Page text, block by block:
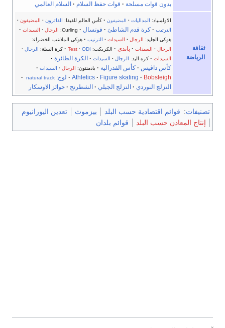
بدون قوات مسلحة · قوات حفظ السلام · السلام العالمي
ثقافة
الرياضة
الاولمبياد: المداليات · المضيفون · كأس العالم للفيفا: الفائزون · المضيفون ·
الترتيب · كرة قدم الشاطئ · فوتسال ·
Curling: الرجال · السيدات ·
هوكي الجليد: الرجال · السيدات · الترتيب · هوكي الملاعب الخضراء:
الرجال · السيدات · باندي · الكريكت: Test · ODI
· كرة السلة: الرجال ·
السيدات · كرة اليد: الرجال · السيدات · الكرة الطائرة ·
كأس داڤيس · كأس الفدرالية · بادمنتون: الرجال · السيدات ·
Athletics · Figure skating · Bobsleigh
· لوج:
natural track
·
التزلج النوردي · التزلج الجبلي · الشطرنج · جوائز الاوسكار
تصنيفات: قوائم اقتصادية حسب البلد بيزموث
تعدين اليورانيوم
إنتاج المعادن حسب البلد
قوائم بلدان